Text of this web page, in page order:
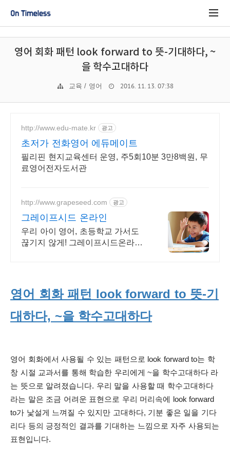
영어 회화 패턴 look forward to 뜻-기대하다, ~
을 학수고대하다
교육 / 영어 2016. 11. 13. 07:38
http://www.edu-mate.kr 광고
초저가 전화영어 에듀메이트
필리핀 현지교육센터 운영, 주5회10분 3만8백원, 무
료영어전자도서관
http://www.grapeseed.com 광고
그레이프시드 온라인
우리 아이 영어, 초등학교 가서도
끊기지 않게! 그레이프시드온라인
영어 회화 패턴 look forward to 뜻-기
대하다, ~을 학수고대하다
영어 회화에서 사용될 수 있는 패턴으로 look forward to는 학
창 시절 교과서를 통해 학습한 우리에게 ~을 학수고대하다 라
는 뜻으로 알려졌습니다. 우리 말을 사용할 때 학수고대하다
라는 말은 조금 어려운 표현으로 우리 머리속에 look forward
to가 낯설게 느껴질 수 있지만 고대하다, 기분 좋은 일을 기다
리다 등의 긍정적인 결과를 기대하는 느낌으로 자주 사용되는
표현입니다.